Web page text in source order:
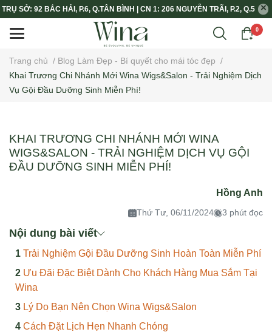
TRỤ SỞ: 92 BẮC HẢI, P.6, Q.TÂN BÌNH | CN 1: 206 NGUYỄN TRÃI, P.2, Q.5
0
Trang chủ / Blog Làm Đẹp - Bí quyết cho mái tóc đẹp /
Khai Trương Chi Nhánh Mới Wina Wigs&Salon - Trải Nghiệm Dịch
Vụ Gội Đầu Dưỡng Sinh Miễn Phí!
KHAI TRƯƠNG CHI NHÁNH MỚI WINA
WIGS&SALON - TRẢI NGHIỆM DỊCH VỤ GỘI
ĐẦU DƯỠNG SINH MIỄN PHÍ!
Hồng Anh
Thứ Tư, 06/11/2024 3 phút đọc
Nội dung bài viết
Trải Nghiệm Gội Đầu Dưỡng Sinh Hoàn Toàn Miễn Phí
Ưu Đãi Đặc Biệt Dành Cho Khách Hàng Mua Sắm Tại
Wina
Lý Do Bạn Nên Chọn Wina Wigs&Salon
Cách Đặt Lịch Hẹn Nhanh Chóng